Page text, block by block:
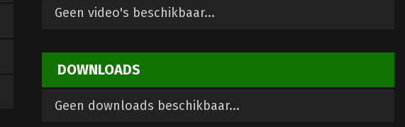
Geen video's beschikbaar...
DOWNLOADS
Geen downloads beschikbaar...